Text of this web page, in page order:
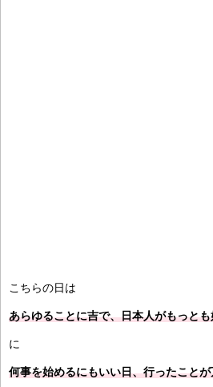
こちらの日は
あらゆることに吉で、日本人がもっと
に
何事を始めるにもいい日、行ったこと